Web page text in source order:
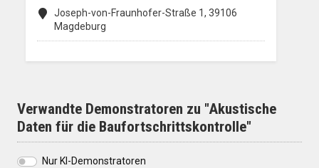
Joseph-von-Fraunhofer-Straße 1, 39106
Magdeburg
Verwandte Demonstratoren zu "Akustische
Daten für die Baufortschrittskontrolle"
Nur KI-Demonstratoren